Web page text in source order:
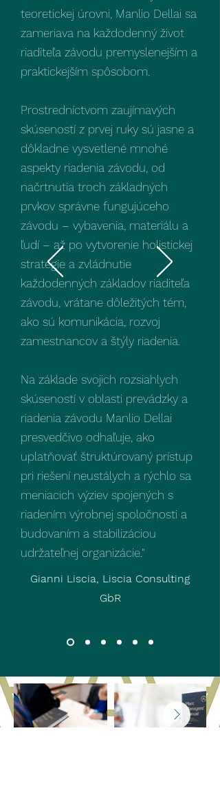
teoretickej úrovni, Manlio Dellai sa
zameriava na každodenný život
riaditeľa závodu premyslenejším a
praktickejším spôsobom.
Prostredníctvom zaujímavých
skúseností z prvej ruky sú jasne a
dôkladne vysvetlené mnohé
aspekty riadenia závodu, od
načrtnutia troch základných
prvkov správne fungujúceho
závodu – vybavenia, materiálu a
ľudí – až po vytvorenie holistickej
stratégie a zvládnutie
každodenných základov riaditeľa
závodu, vrátane dôležitých tém,
ako sú komunikácia, rozvoj
zamestnancov a štýly riadenia.
Na základe svojich rozsiahlych
skúseností v oblasti prevádzky a
riadenia závodu Manlio Dellai
presvedčivo odhaľuje, ako
uplatňovať štruktúrovaný prístup
pri riešení neustálych a rýchlo sa
meniacich výziev spojených s
riadením výrobnej spoločnosti a
budovaním a stabilizáciou
udržateľnej organizácie."
Gianni Liscia, Liscia Consulting
GbR